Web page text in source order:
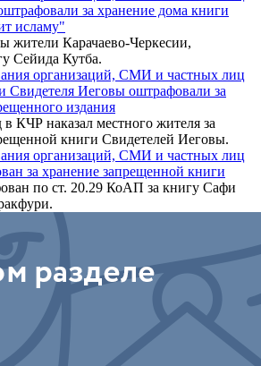
за хранение дома книги
исламу"
жители Карачаево-Черкесии,
Сейида Кутба.
организаций, СМИ и частных лиц
Свидетеля Иеговы оштрафовали за
издания
в КЧР наказал местного жителя за
книги Свидетелей Иеговы.
организаций, СМИ и частных лиц
за хранение запрещенной книги
по ст. 20.29 КоАП за книгу Сафи